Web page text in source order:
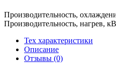
Производительность,
Производительность, нагрев,
Тех характеристики
Описание
Отзывы (0)